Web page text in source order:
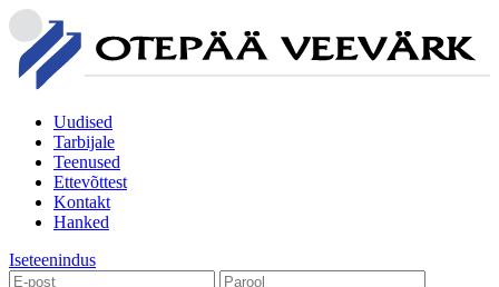
Uudised
Tarbijale
Teenused
Ettevõttest
Kontakt
Hanked
Iseteenindus